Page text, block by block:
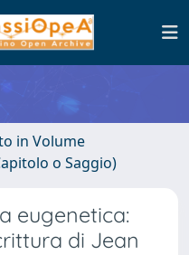
in Volume
o Saggio)
eugenetica:
di Jean